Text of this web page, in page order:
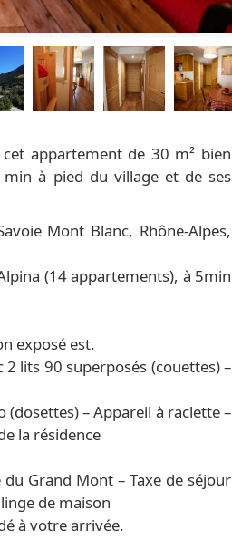
appartement de 30 m² bien
à pied du village et de ses
Mont Blanc, Rhône-Alpes,
(14 appartements), à 5min
exposé est.
lits 90 superposés (couettes) –
(dosettes) – Appareil à raclette –
la résidence
Grand Mont – Taxe de séjour
de maison
à votre arrivée.